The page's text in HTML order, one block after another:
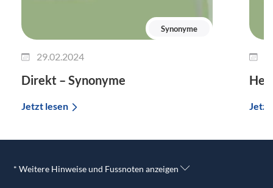
Synonyme
29.02.2024
Direkt – Synonyme
Jetzt lesen Jetzt
* Weitere Hinweise und Fussnoten anzeigen